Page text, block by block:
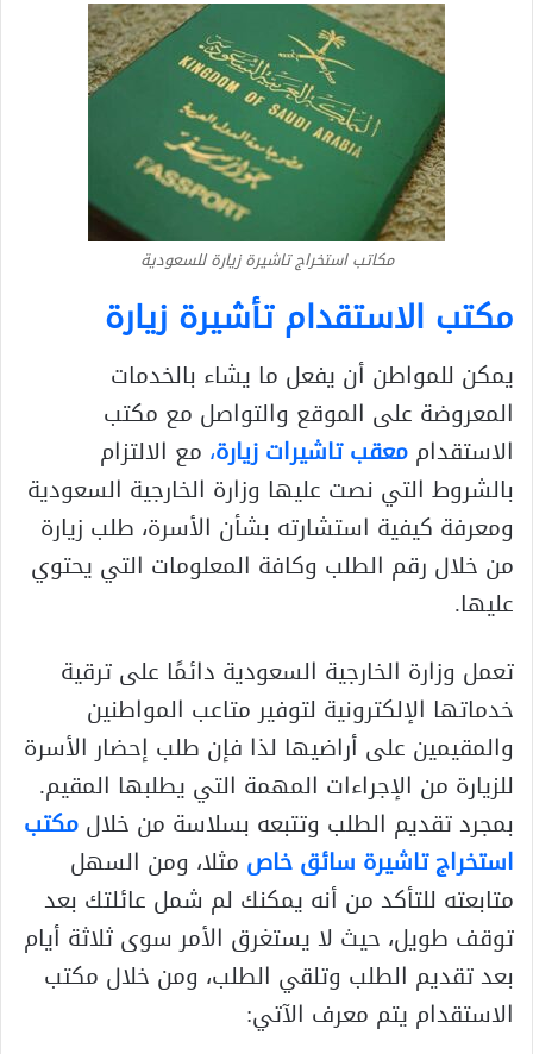
مكاتب استخراج تاشيرة زيارة للسعودية
مكتب الاستقدام تأشيرة زيارة
يمكن للمواطن أن يفعل ما يشاء بالخدمات
المعروضة على الموقع والتواصل مع مكتب
الاستقداممعقب تاشيرات زيارة، مع الالتزام
بالشروط التي نصت عليها وزارة الخارجية السعودية
ومعرفة كيفية استشارته بشأن الأسرة، طلب زيارة
من خلال رقم الطلب وكافة المعلومات التي يحتوي
عليها.
تعمل وزارة الخارجية السعودية دائمًا على ترقية
خدماتها الإلكترونية لتوفير متاعب المواطنين
والمقيمين على أراضيها لذا فإن طلب إحضار الأسرة
للزيارة من الإجراءات المهمة التي يطلبها المقيم.
بمجرد تقديم الطلب وتتبعه بسلاسة من خلالمكتب
استخراج تاشيرة سائق خاص مثلا، ومن السهل
متابعته للتأكد من أنه يمكنك لم شمل عائلتك بعد
توقف طويل، حيث لا يستغرق الأمر سوى ثلاثة أيام
بعد تقديم الطلب وتلقي الطلب، ومن خلال مكتب
الاستقدام يتم معرف الآتي: